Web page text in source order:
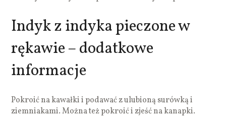
Indyk z indyka pieczone w
rękawie – dodatkowe
informacje
Pokroić na kawałki i podawać z ulubioną surówką i
ziemniakami. Można też pokroić i zjeść na kanapki.